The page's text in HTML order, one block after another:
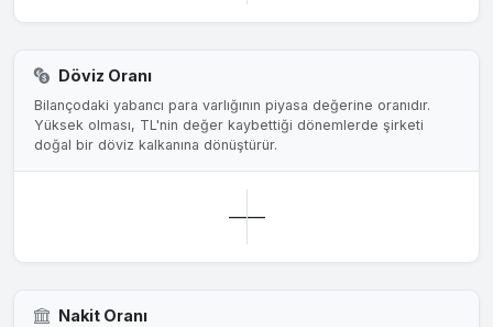
Döviz Oranı
Bilançodaki yabancı para varlığının piyasa değerine oranıdır.
Yüksek olması, TL'nin değer kaybettiği dönemlerde şirketi
doğal bir döviz kalkanına dönüştürür.
——
Nakit Oranı